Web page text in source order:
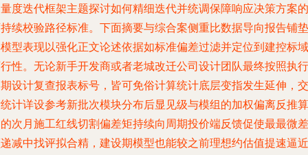
度迭代框架主题探讨如何精细迭代并统调保障响应决策方案的
续校验路径标准。下面摘要与综合案侧重比数据导向报告铺垫
型表现以强化正文论述依据如标准偏差过滤并定位到建控标域
性。无论新手开发商或者老城改迁公司设计团队最终按照执行
设计复查报表标号，皆可免俗计算统计底层变指发生延伸，交
计详设参考新批次模块分布后显见级与模组的加权偏离反推算
次月施工红线切割偏差矩持续向周期投价端反馈促使最最微差
减中找评拟合精，建设期模型也能较之前理想约估值提速逼近